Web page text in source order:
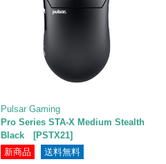
Pulsar Gaming
Pro Series STA-X Medium Stealth
Black [PSTX21]
新商品
送料無料